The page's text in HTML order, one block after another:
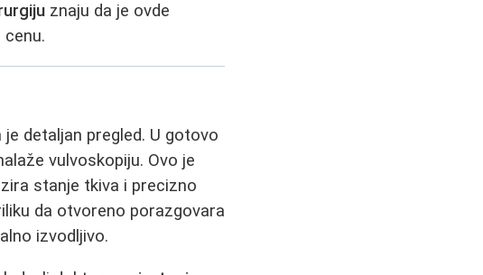
znaju da je ovde
detaljan pregled. U gotovo
vulvoskopiju. Ovo je
stanje tkiva i precizno
da otvoreno porazgovara
izvodljivo.